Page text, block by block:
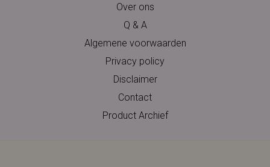
Over ons
Q & A
Algemene voorwaarden
Privacy policy
Disclaimer
Contact
Product Archief